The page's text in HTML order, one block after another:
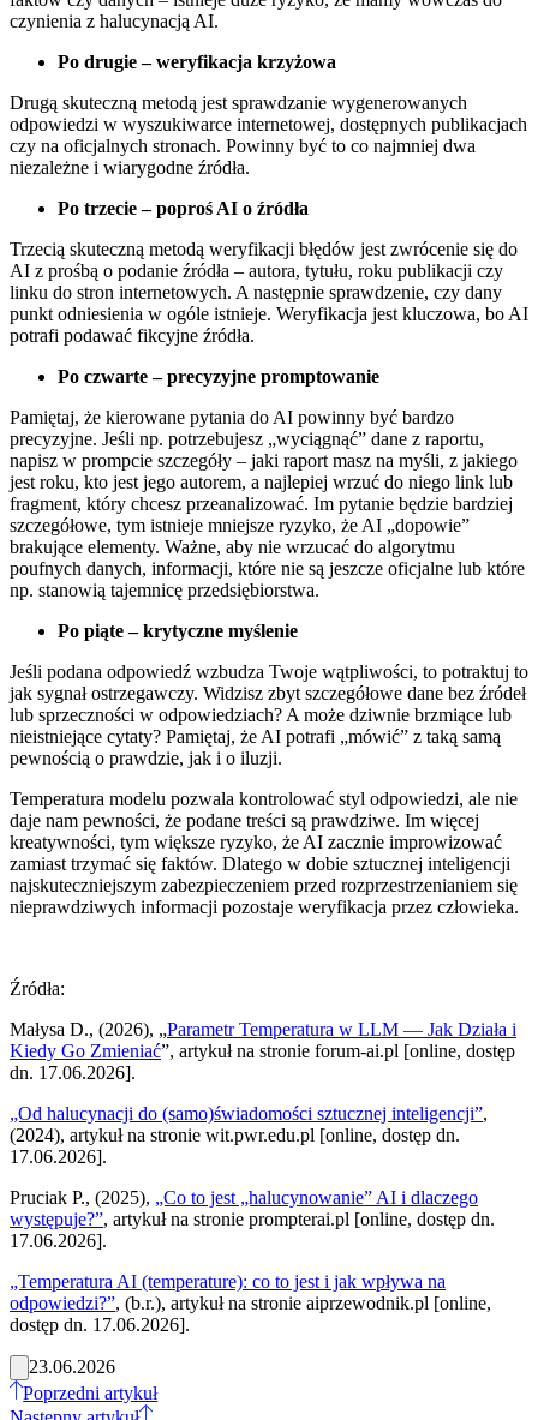
czynienia z halucynacją AI.
Po drugie – weryfikacja krzyżowa
Drugą skuteczną metodą jest sprawdzanie wygenerowanych
odpowiedzi w wyszukiwarce internetowej, dostępnych publikacjach
czy na oficjalnych stronach. Powinny być to co najmniej dwa
niezależne i wiarygodne źródła.
Po trzecie – poproś AI o źródła
Trzecią skuteczną metodą weryfikacji błędów jest zwrócenie się do
AI z prośbą o podanie źródła – autora, tytułu, roku publikacji czy
linku do stron internetowych. A następnie sprawdzenie, czy dany
punkt odniesienia w ogóle istnieje. Weryfikacja jest kluczowa, bo AI
potrafi podawać fikcyjne źródła.
Po czwarte – precyzyjne promptowanie
Pamiętaj, że kierowane pytania do AI powinny być bardzo
precyzyjne. Jeśli np. potrzebujesz „wyciągnąć” dane z raportu,
napisz w prompcie szczegóły – jaki raport masz na myśli, z jakiego
jest roku, kto jest jego autorem, a najlepiej wrzuć do niego link lub
fragment, który chcesz przeanalizować. Im pytanie będzie bardziej
szczegółowe, tym istnieje mniejsze ryzyko, że AI „dopowie”
brakujące elementy. Ważne, aby nie wrzucać do algorytmu
poufnych danych, informacji, które nie są jeszcze oficjalne lub które
np. stanowią tajemnicę przedsiębiorstwa.
Po piąte – krytyczne myślenie
Jeśli podana odpowiedź wzbudza Twoje wątpliwości, to potraktuj to
jak sygnał ostrzegawczy. Widzisz zbyt szczegółowe dane bez źródeł
lub sprzeczności w odpowiedziach? A może dziwnie brzmiące lub
nieistniejące cytaty? Pamiętaj, że AI potrafi „mówić” z taką samą
pewnością o prawdzie, jak i o iluzji.
Temperatura modelu pozwala kontrolować styl odpowiedzi, ale nie
daje nam pewności, że podane treści są prawdziwe. Im więcej
kreatywności, tym większe ryzyko, że AI zacznie improwizować
zamiast trzymać się faktów. Dlatego w dobie sztucznej inteligencji
najskuteczniejszym zabezpieczeniem przed rozprzestrzenianiem się
nieprawdziwych informacji pozostaje weryfikacja przez człowieka.
Źródła:
Małysa D., (2026), „Parametr Temperatura w LLM — Jak Działa i
Kiedy Go Zmieniać”, artykuł na stronie forum-ai.pl [online, dostęp
dn. 17.06.2026].
„Od halucynacji do (samo)świadomości sztucznej inteligencji”,
(2024), artykuł na stronie wit.pwr.edu.pl [online, dostęp dn.
17.06.2026].
Pruciak P., (2025), „Co to jest „halucynowanie” AI i dlaczego
występuje?”, artykuł na stronie prompterai.pl [online, dostęp dn.
17.06.2026].
„Temperatura AI (temperature): co to jest i jak wpływa na
odpowiedzi?”, (b.r.), artykuł na stronie aiprzewodnik.pl [online,
dostęp dn. 17.06.2026].
23.06.2026
Poprzedni artykuł